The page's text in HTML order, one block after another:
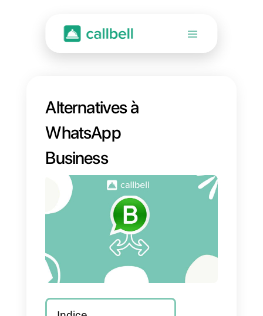
Alternatives à
WhatsApp
Business